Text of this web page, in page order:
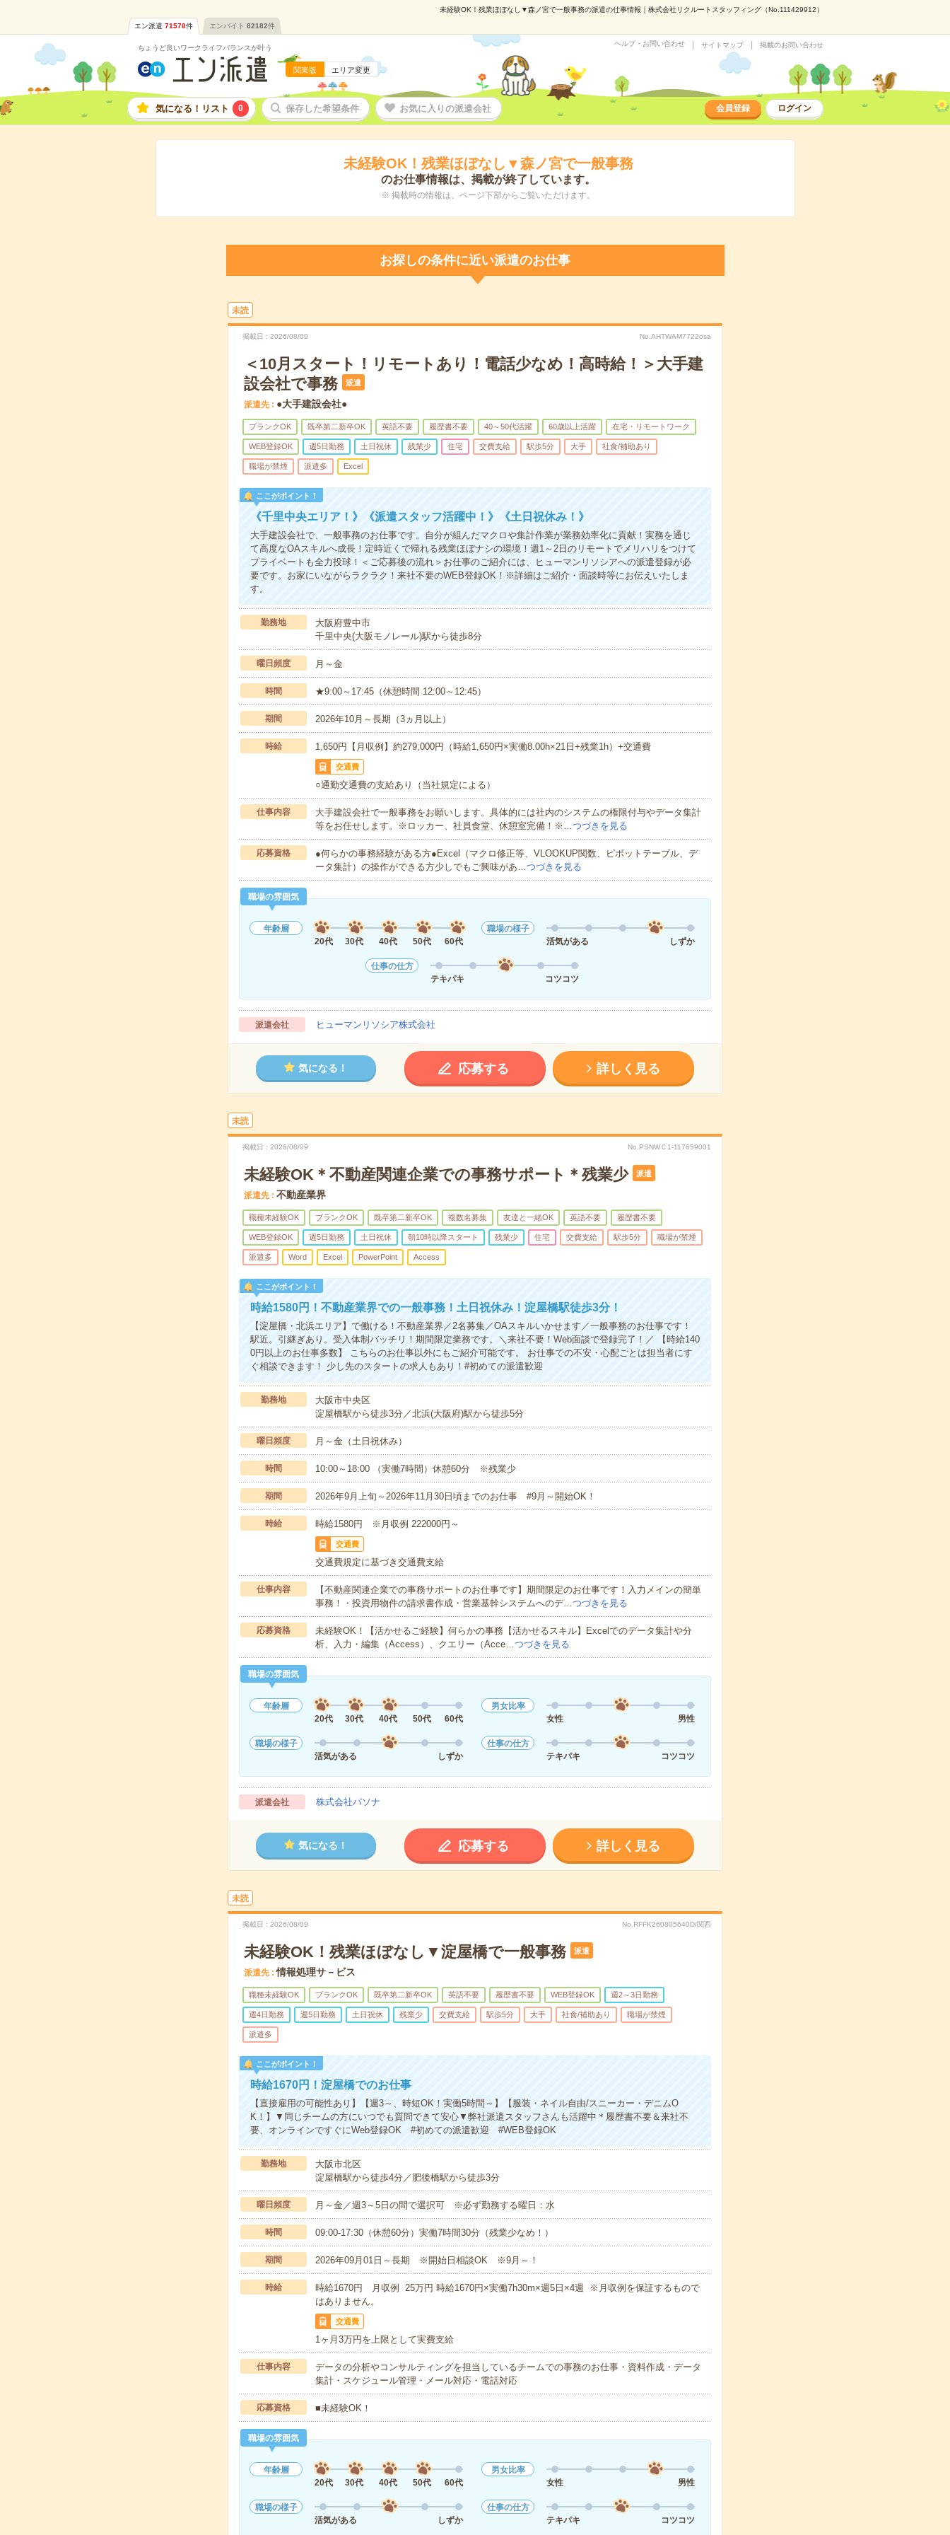
未経験OK！残業ほぼなし▼森ノ宮で一般事務の派遣の仕事情報｜株式会社リクルートスタッフィング（No.111429912）
エン派遣 71570件 エンバイト 82182件
ちょうど良いワークライフバランスが叶う
関東版 エリア変更
ヘルプ・お問い合わせ サイトマップ 掲載のお問い合わせ
気になる！リスト 0 保存した希望条件 お気に入りの派遣会社 会員登録 ログイン
未経験OK！残業ほぼなし▼森ノ宮で一般事務
のお仕事情報は、掲載が終了しています。
※ 掲載時の情報は、ページ下部からご覧いただけます。
お探しの条件に近い派遣のお仕事
未読
掲載日 2026/08/09 No.AHTWAM7722osa
＜10月スタート！リモートあり！電話少なめ！高時給！＞大手建
設会社で事務
派遣
派遣先 ●大手建設会社●
ブランクOK 既卒第二新卒OK 英語不要 履歴書不要 40～50代活躍 60歳以上活躍 在宅・リモートワーク
WEB登録OK 週5日勤務 土日祝休 残業少 住宅 交費支給 駅歩5分 大手 社食/補助あり
職場が禁煙 派遣多 Excel
ここがポイント！
《千里中央エリア！》《派遣スタッフ活躍中！》《土日祝休み！》
大手建設会社で、一般事務のお仕事です。自分が組んだマクロや集計作業が業務効率化に貢献！実務を通じ
て高度なOAスキルへ成長！定時近くで帰れる残業ほぼナシの環境！週1～2日のリモートでメリハリをつけて
プライベートも全力投球！＜ご応募後の流れ＞お仕事のご紹介には、ヒューマンリソシアへの派遣登録が必
要です。お家にいながらラクラク！来社不要のWEB登録OK！※詳細はご紹介・面談時等にお伝えいたしま
す。
勤務地
大阪府豊中市
千里中央(大阪モノレール)駅から徒歩8分
曜日頻度 月～金
時間 ★9:00～17:45（休憩時間 12:00～12:45）
期間 2026年10月～長期（3ヵ月以上）
時給 1,650円【月収例】約279,000円（時給1,650円×実働8.00h×21日+残業1h）+交通費
交通費
○通勤交通費の支給あり（当社規定による）
仕事内容
大手建設会社で一般事務をお願いします。具体的には社内のシステムの権限付与やデータ集計
等をお任せします。※ロッカー、社員食堂、休憩室完備！※…つづきを見る
応募資格
●何らかの事務経験がある方●Excel（マクロ修正等、VLOOKUP関数、ピボットテーブル、デ
ータ集計）の操作ができる方少しでもご興味があ…つづきを見る
職場の雰囲気
年齢層
20代
30代 40代 50代 60代
職場の様子
活気がある
しずか
仕事の仕方
テキパキ
コツコツ
派遣会社 ヒューマンリソシア株式会社
気になる！ 応募する 詳しく見る
未読
掲載日 2026/08/09 No.PSNWＣ1-117659001
未経験OK＊不動産関連企業での事務サポート＊残業少 派遣
派遣先 不動産業界
職種未経験OK ブランクOK 既卒第二新卒OK 複数名募集 友達と一緒OK 英語不要 履歴書不要
WEB登録OK 週5日勤務 土日祝休 朝10時以降スタート 残業少 住宅 交費支給 駅歩5分 職場が禁煙
派遣多 Word Excel PowerPoint Access
ここがポイント！
時給1580円！不動産業界での一般事務！土日祝休み！淀屋橋駅徒歩3分！
【淀屋橋・北浜エリア】で働ける！不動産業界／2名募集／OAスキルいかせます／一般事務のお仕事です！
駅近。引継ぎあり。受入体制バッチリ！期間限定業務です。＼来社不要！Web面談で登録完了！／ 【時給140
0円以上のお仕事多数】 こちらのお仕事以外にもご紹介可能です。 お仕事での不安・心配ごとは担当者にす
ぐ相談できます！ 少し先のスタートの求人もあり！#初めての派遣歓迎
勤務地
大阪市中央区
淀屋橋駅から徒歩3分／北浜(大阪府)駅から徒歩5分
曜日頻度 月～金（土日祝休み）
時間 10:00～18:00 （実働7時間）休憩60分 ※残業少
期間 2026年9月上旬～2026年11月30日頃までのお仕事 #9月～開始OK！
時給 時給1580円 ※月収例 222000円～
交通費
交通費規定に基づき交通費支給
仕事内容
【不動産関連企業での事務サポートのお仕事です】期間限定のお仕事です！入力メインの簡単
事務！・投資用物件の請求書作成・営業基幹システムへのデ…つづきを見る
応募資格
未経験OK！【活かせるご経験】何らかの事務【活かせるスキル】Excelでのデータ集計や分
析、入力・編集（Access）、クエリー（Acce…つづきを見る
職場の雰囲気
年齢層
20代
30代 40代 50代 60代
男女比率
女性
男性
職場の様子
活気がある
しずか
仕事の仕方
テキパキ
コツコツ
派遣会社 株式会社パソナ
気になる！ 応募する 詳しく見る
未読
掲載日 2026/08/09 No.RFFK260805640D/関西
未経験OK！残業ほぼなし▼淀屋橋で一般事務 派遣
派遣先 情報処理サ－ビス
職種未経験OK ブランクOK 既卒第二新卒OK 英語不要 履歴書不要 WEB登録OK 週2～3日勤務
週4日勤務 週5日勤務 土日祝休 残業少 交費支給 駅歩5分 大手 社食/補助あり 職場が禁煙
派遣多
ここがポイント！
時給1670円！淀屋橋でのお仕事
【直接雇用の可能性あり】【週3～、時短OK！実働5時間～】【服装・ネイル自由/スニーカー・デニムO
K！】▼同じチームの方にいつでも質問できて安心▼弊社派遣スタッフさんも活躍中＊履歴書不要＆来社不
要、オンラインですぐにWeb登録OK #初めての派遣歓迎 #WEB登録OK
勤務地
大阪市北区
淀屋橋駅から徒歩4分／肥後橋駅から徒歩3分
曜日頻度 月～金／週3～5日の間で選択可 ※必ず勤務する曜日：水
時間 09:00-17:30（休憩60分）実働7時間30分（残業少なめ！）
期間 2026年09月01日～長期 ※開始日相談OK ※9月～！
時給
時給1670円 月収例 25万円 時給1670円×実働7h30m×週5日×4週 ※月収例を保証するもので
はありません。
交通費
1ヶ月3万円を上限として実費支給
仕事内容
データの分析やコンサルティングを担当しているチームでの事務のお仕事・資料作成・データ
集計・スケジュール管理・メール対応・電話対応
応募資格 ■未経験OK！
職場の雰囲気
年齢層
20代
30代 40代 50代 60代
男女比率
女性
男性
職場の様子
活気がある
しずか
仕事の仕方
テキパキ
コツコツ